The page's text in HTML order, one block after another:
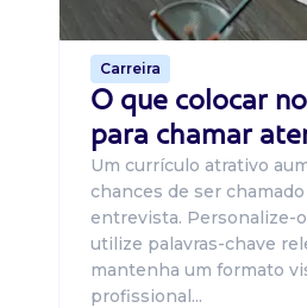
Carreira
O que colocar
para chamar
Um currículo atrativo
chances de ser
entrevista. Personalize-o
utilize palavras-chave
mantenha um formato
profissional...